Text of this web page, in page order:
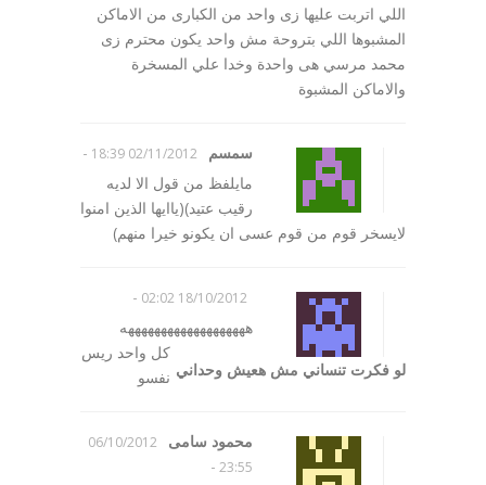
اللي اتربت عليها زى واحد من الكبارى من الاماكن
المشبوها اللي بتروحة مش واحد يكون محترم زى
محمد مرسي هى واحدة وخدا علي المسخرة
والاماكن المشبوة
سمسم 02/11/2012 18:39
-
مايلفظ من قول الا لديه
رقيب عتيد)(ياايها الذين امنوا
لايسخر قوم من قوم عسى ان يكونو خيرا منهم)
لو فكرت تنساني مش هعيش وحداني
18/10/2012 02:02
-
هههههههههههههههههههه
كل واحد ريس
نفسو
محمود سامى
06/10/2012
23:55
-